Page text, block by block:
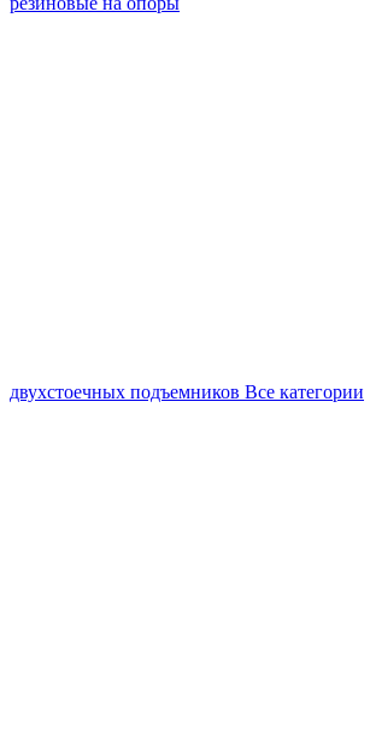
двухстоечных подъемников Все категории